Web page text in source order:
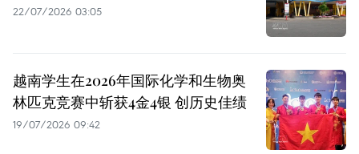
22/07/2026 03:05
越南学生在2026年国际化学和生物奥
林匹克竞赛中斩获4金4银 创历史佳绩
19/07/2026 09:42